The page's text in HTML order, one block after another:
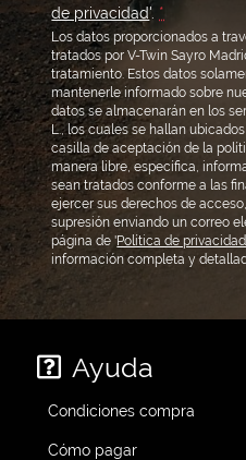
de privacidad'. *
Los datos proporcionados a
tratados por V-Twin Sayro
tratamiento. Estos datos
mantenerle informado sobre
datos se almacenarán en los
L., los cuales se hallan
casilla de aceptación de la
manera libre, específica,
sean tratados conforme a las
ejercer sus derechos de
supresión enviando un correo
página de 'Política de privacidad
información completa y
Ayuda
Condiciones compra
Cómo pagar